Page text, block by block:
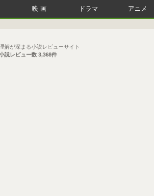
映画 ドラマ アニメ
解が深まる小説レビューサイト
説レビュー数 3,368件